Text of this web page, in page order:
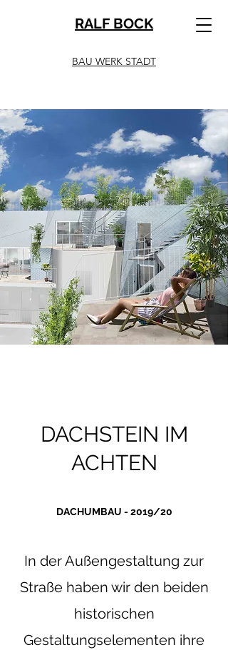
RALF BOCK
BAU WERK STADT
DACHSTEIN IM
ACHTEN
DACHUMBAU - 2019/20
In der Außengestaltung zur
Straße haben wir den beiden
historischen
Gestaltungselementen ihre